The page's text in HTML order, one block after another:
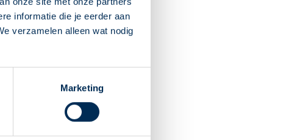
informatie die je eerder aan
verzamelen alleen wat nodig
Marketing
of als de poep vaster
misselijk zijn, droge
mag gebruiken. Het is